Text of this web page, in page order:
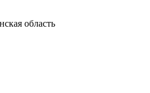
область